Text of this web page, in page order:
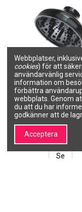
Produkten finns inte i
Diffusor för Edition
hårtork
SALON LINE
0210-7200
179,30 kr
Se
Webbplatser,
cookies) för att
användarvänlig
information om
förbättra
webbplats. Genom
du att du har
godkänner att de
Acceptera